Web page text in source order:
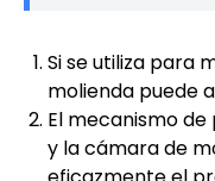
Si se utiliza para
molienda puede
El mecanismo
y la cámara de